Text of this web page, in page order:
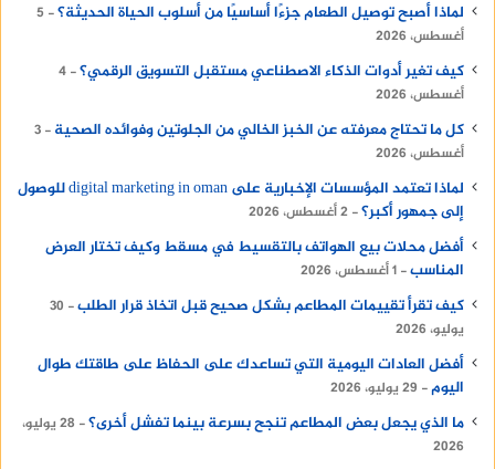
لماذا أصبح توصيل الطعام جزءًا أساسيًا من أسلوب الحياة الحديثة؟
5
أغسطس، 2026
كيف تغير أدوات الذكاء الاصطناعي مستقبل التسويق الرقمي؟ 4
أغسطس، 2026
كل ما تحتاج معرفته عن الخبز الخالي من الجلوتين وفوائده الصحية
3
أغسطس، 2026
لماذا تعتمد المؤسسات الإخبارية على digital marketing in oman للوصول
إلى جمهور أكبر؟ 2 أغسطس، 2026
أفضل محلات بيع الهواتف بالتقسيط في مسقط وكيف تختار العرض
المناسب 1 أغسطس، 2026
كيف تقرأ تقييمات المطاعم بشكل صحيح قبل اتخاذ قرار الطلب
30
يوليو، 2026
أفضل العادات اليومية التي تساعدك على الحفاظ على طاقتك طوال
اليوم
29 يوليو، 2026
ما الذي يجعل بعض المطاعم تنجح بسرعة بينما تفشل أخرى؟
28 يوليو،
2026